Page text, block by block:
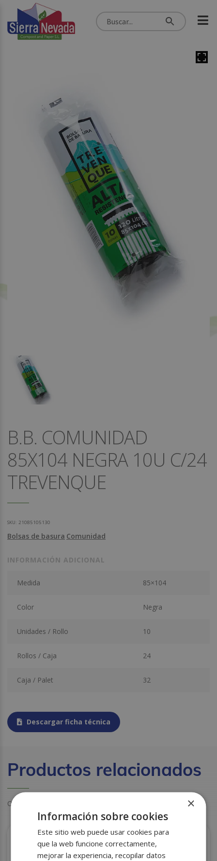
B.B. COMUNIDAD
85X104 NEGRA 10U C/24
TREVENQUE
SKU: 21085105130
Bolsas de basura Comunidad
INFORMACIÓN ADICIONAL
Medida 85×104
Color Negra
Unidades / Rollo 10
Rollos / Caja 24
Caja / Palet 32
Descargar ficha técnica
Productos relacionados
Otros clientes también miraron estos productos ×
Información sobre cookies
Este sitio web puede usar cookies para
que la web funcione correctamente,
mejorar la experiencia, recopilar datos